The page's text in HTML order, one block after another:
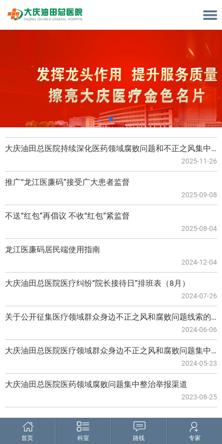
大庆油田总医院持续深化医药领域腐败问题和不正之风集中整治工作举报方式
2025-11-26
推广“龙江医廉码”接受广大患者监督
2025-09-08
​不送“红包”再倡议 不收“红包”紧监督
2025-08-04
龙江医廉码居民端使用指南
2024-12-04
大庆油田总医院医疗纠纷“院长接待日”排班表（8月）
2024-07-26
关于公开征集医疗领域群众身边不正之风和腐败问题线索的公告
2024-06-06
大庆油田总医院医疗领域群众身边不正之风和腐败问题集中整治监督举报渠道
2024-05-23
大庆油田总医院医药领域腐败问题集中整治举报渠道
2023-08-25
首页 科室 路线 专家